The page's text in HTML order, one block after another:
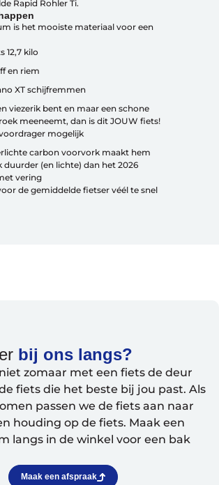
het
fiets
afspraak
Rapid Rohler Ti.
is het mooiste materiaal voor een
12,7 kilo
en riem
XT schijfremmen
viezerik bent en maar een schone
meeneemt, dan is dit JOUW fiets!
mogelijk
carbon voorvork maakt hem
duurder (en lichte) dan het 2026
vering
de gemiddelde fietser véél te snel
bij ons langs?
zomaar met een fiets de deur
fiets die het beste bij jou past. Als
passen we de fiets aan naar
houding op de fiets. Maak een
langs in de winkel voor een bak
Maak een afspraak